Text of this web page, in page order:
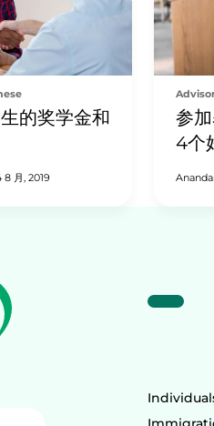
的奖学金和
8 月, 2019
参
4个